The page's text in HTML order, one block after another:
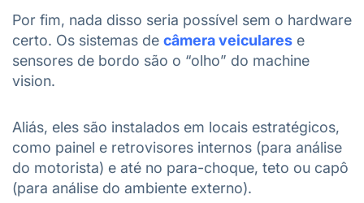
Por fim, nada disso seria possível sem o hardware
certo. Os sistemas de câmera veiculares e
sensores de bordo são o “olho” do machine
vision.
Aliás, eles são instalados em locais estratégicos,
como painel e retrovisores internos (para análise
do motorista) e até no para-choque, teto ou capô
(para análise do ambiente externo).